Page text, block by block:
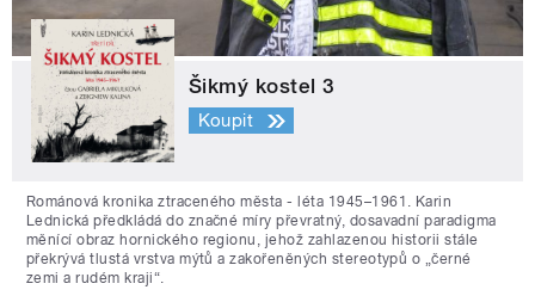
Šikmý kostel 3
Koupit
Románová kronika ztraceného města - léta 1945–1961. Karin
Lednická předkládá do značné míry převratný, dosavadní paradigma
měnící obraz hornického regionu, jehož zahlazenou historii stále
překrývá tlustá vrstva mýtů a zakořeněných stereotypů o „černé
zemi a rudém kraji“.